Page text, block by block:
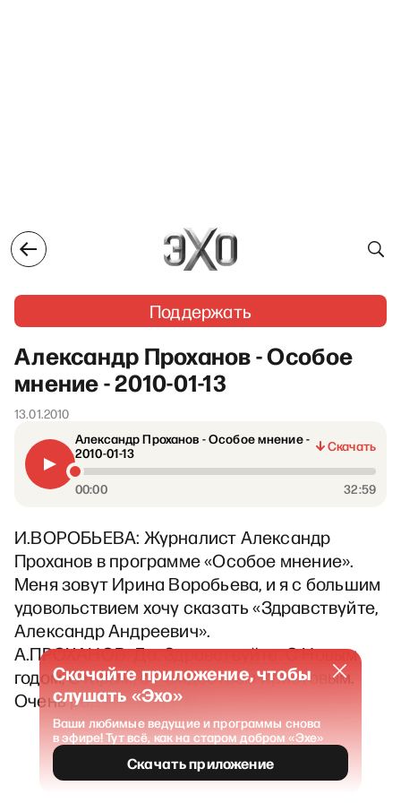
Поддержать
Александр Проханов - Особое
мнение - 2010-01-13
13.01.2010
Александр Проханов - Особое мнение -
2010-01-13
Скачать
00:00 32:59
И.ВОРОБЬЕВА: Журналист Александр
Проханов в программе «Особое мнение».
Меня зовут Ирина Воробьева, и я с большим
удовольствием хочу сказать «Здравствуйте,
Александр Андреевич».
А.ПРОХАНОВ: Да. Здравствуйте. С Новым
годом, Старым, с Рождеством Христовым.
Очень рад вас видеть.
Скачайте приложение, чтобы
слушать «Эхо»
Ваши любимые ведущие и программы снова
в эфире! Тут всё, как на старом добром «Эхе»
Скачать приложение